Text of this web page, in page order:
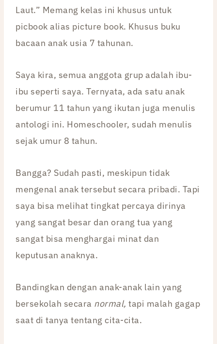
Laut.” Memang kelas ini khusus untuk
picbook alias picture book. Khusus buku
bacaan anak usia 7 tahunan.
Saya kira, semua anggota grup adalah ibu-
ibu seperti saya. Ternyata, ada satu anak
berumur 11 tahun yang ikutan juga menulis
antologi ini. Homeschooler, sudah menulis
sejak umur 8 tahun.
Bangga? Sudah pasti, meskipun tidak
mengenal anak tersebut secara pribadi. Tapi
saya bisa melihat tingkat percaya dirinya
yang sangat besar dan orang tua yang
sangat bisa menghargai minat dan
keputusan anaknya.
Bandingkan dengan anak-anak lain yang
bersekolah secara normal, tapi malah gagap
saat di tanya tentang cita-cita.